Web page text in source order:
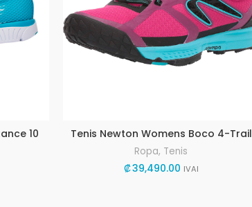
10 Tenis Newton Womens Boco 4-Trail
Ropa, Tenis
₡39,490.00 IVAI